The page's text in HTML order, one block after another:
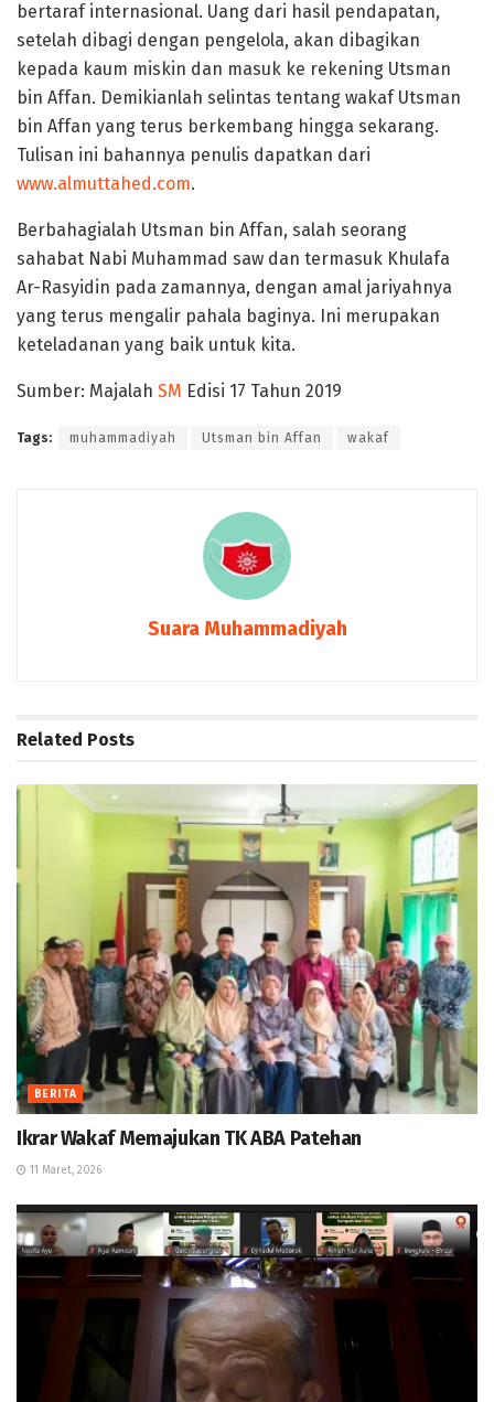
bertaraf internasional. Uang dari hasil pendapatan,
setelah dibagi dengan pengelola, akan dibagikan
kepada kaum miskin dan masuk ke rekening Utsman
bin Affan. Demikianlah selintas tentang wakaf Utsman
bin Affan yang terus berkembang hingga sekarang.
Tulisan ini bahannya penulis dapatkan dari
www.almuttahed.com.
Berbahagialah Utsman bin Affan, salah seorang
sahabat Nabi Muhammad saw dan termasuk Khulafa
Ar-Rasyidin pada zamannya, dengan amal jariyahnya
yang terus mengalir pahala baginya. Ini merupakan
keteladanan yang baik untuk kita.
Sumber: Majalah SM Edisi 17 Tahun 2019
Tags: muhammadiyah Utsman bin Affan wakaf
Suara Muhammadiyah
Related Posts
BERITA
Ikrar Wakaf Memajukan TK ABA Patehan
11 Maret, 2026